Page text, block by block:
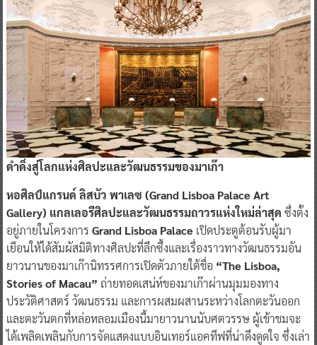
ดำดิ่งสู่โลกแห่งศิลปะและวัฒนธรรมของมาเก๊า
หอศิลป์แกรนด์ ลิสบัว พาเลซ (Grand Lisboa Palace Art
Gallery) แกลเลอรีศิลปะและวัฒนธรรมถาวรแห่งใหม่ล่าสุด ซึ่งตั้ง
อยู่ภายในโครงการ Grand Lisboa Palaceเปิดประตูต้อนรับผู้มา
เยือนให้ได้สัมผัสมิติทางศิลปะที่ลึกซึ้งและเรื่องราวทางวัฒนธรรมอัน
ยาวนานของมาเก๊านิทรรศการเปิดตัวภายใต้ชื่อ “The Lisboa,
Stories of Macau” ถ่ายทอดเสน่ห์ของมาเก๊าผ่านมุมมองทาง
ประวัติศาสตร์ วัฒนธรรม และการผสมผสานระหว่างโลกตะวันออก
และตะวันตกที่หล่อหลอมเมืองนี้มายาวนานนับศตวรรษ ผู้เข้าชมจะ
ได้เพลิดเพลินกับการจัดแสดงแบบอินเทอร์แอคทีฟที่น่าดึงดูดใจ ซึ่งเล่า